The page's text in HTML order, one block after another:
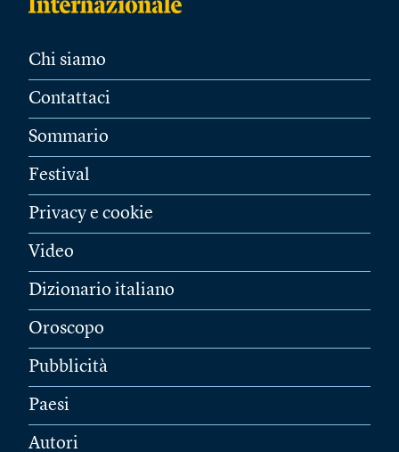
Chi siamo
Contattaci
Sommario
Festival
Privacy e cookie
Video
Dizionario italiano
Oroscopo
Pubblicità
Paesi
Autori